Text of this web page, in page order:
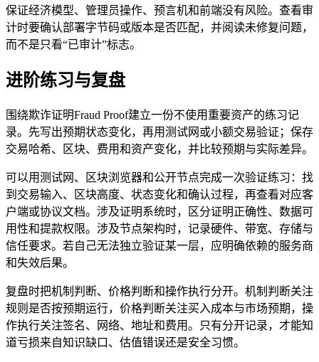
保证经济模型、管理员操作、预言机和前端没有风险。查看审
计时要确认部署字节码或版本是否匹配，并阅读未修复问题，
而不是只看“已审计”标志。
进阶练习与复盘
围绕欺诈证明Fraud Proof建立一份不使用重要资产的练习记
录。先写出预期状态变化，再用测试网或小额交易验证；保存
交易哈希、区块、费用和资产变化，并比较预期与实际差异。
可以用测试网、区块浏览器和公开节点完成一次验证练习：找
到交易输入、区块高度、状态变化和确认过程，再查看对应客
户端或协议文档。涉及证明系统时，区分证明正确性、数据可
用性和提款权限。涉及节点架构时，记录硬件、带宽、存储与
信任要求。若自己无法独立验证某一层，应明确依赖的服务商
和失效后果。
复盘时把机制判断、价格判断和操作执行分开。机制判断关注
规则是否按预期运行，价格判断关注买入成本与市场预期，操
作执行关注签名、网络、地址和费用。只有分开记录，才能知
道亏损来自知识缺口、估值错误还是安全习惯。